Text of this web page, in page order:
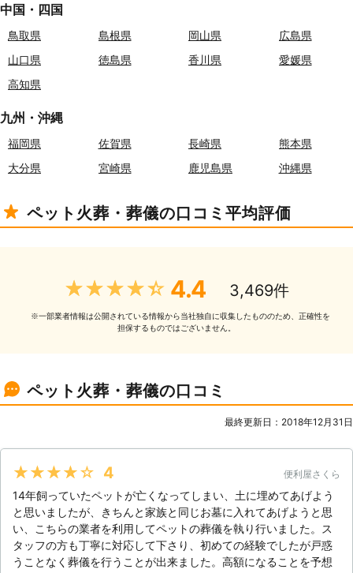
中国・四国
鳥取県 島根県 岡山県
広島県
山口県
徳島県 香川県
愛媛県
高知県
九州・沖縄
福岡県 佐賀県 長崎県
熊本県
大分県
宮崎県 鹿児島県 沖縄県
ペット火葬・葬儀の口コミ平均評価
★★★★★ 4.4 3,469件
※⼀部業者情報は公開されている情報から当社独⾃に収集したもののため、正確性を
担保するものではございません。
ペット火葬・葬儀の口コミ
最終更新日：2018年12月31日
★★★★★ 4 便利屋さくら
14年飼っていたペットが亡くなってしまい、土に埋めてあげよう
と思いましたが、きちんと家族と同じお墓に入れてあげようと思
い、こちらの業者を利用してペットの葬儀を執り行いました。ス
タッフの方も丁寧に対応して下さり、初めての経験でしたが戸惑
うことなく葬儀を行うことが出来ました。高額になることを予想